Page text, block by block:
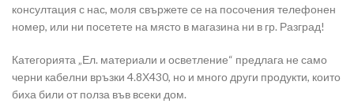
консултация с нас, моля свържете се на посочения телефонен
номер, или ни посетете на място в магазина ни в гр. Разград!
Категорията „Ел. материали и осветление“ предлага не само
черни кабелни връзки 4.8Х430, но и много други продукти, които
биха били от полза във всеки дом.